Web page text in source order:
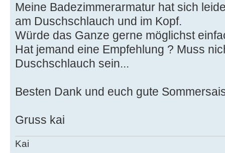
Meine Badezimmerarmatur hat sich
am Duschschlauch und im Kopf.
Würde das Ganze gerne möglichst
Hat jemand eine Empfehlung ? Muss
Duschschlauch sein...
Besten Dank und euch gute
Gruss kai
Kai